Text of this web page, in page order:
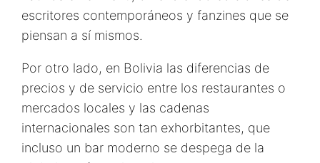
escritores contemporáneos y fanzines que se
piensan a sí mismos.
Por otro lado, en Bolivia las diferencias de
precios y de servicio entre los restaurantes o
mercados locales y las cadenas
internacionales son tan exhorbitantes, que
incluso un bar moderno se despega de la